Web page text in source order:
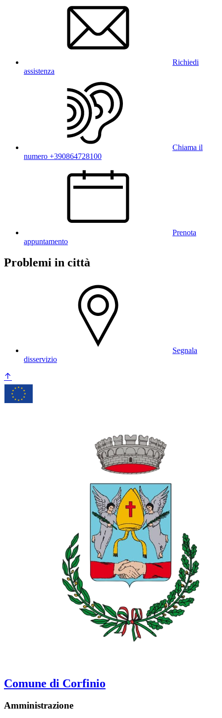
Richiedi
assistenza
Chiama il
numero +390864728100
Prenota
appuntamento
Problemi in città
Segnala
disservizio
Comune di Corfinio
Amministrazione